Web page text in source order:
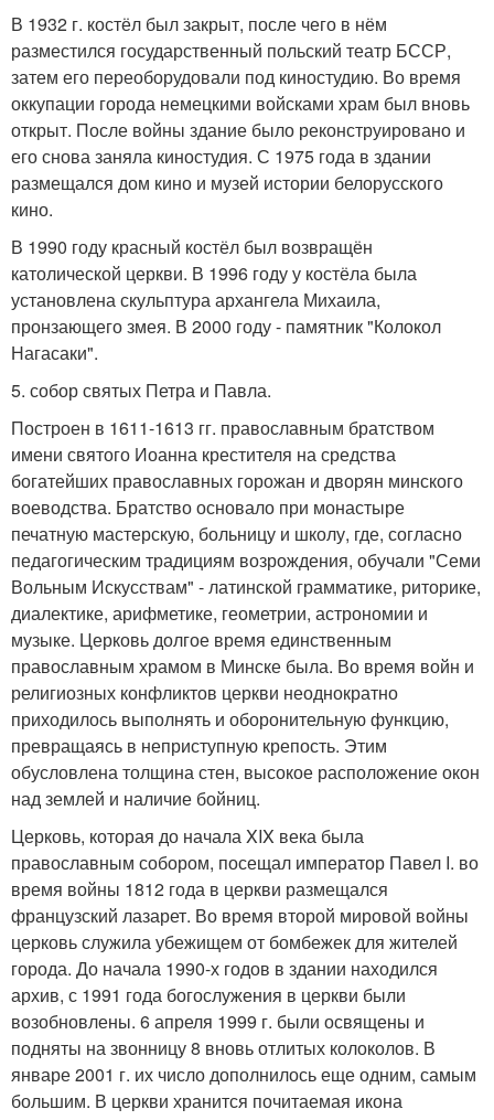
В 1932 г. костёл был закрыт, после чего в нём
разместился государственный польский театр БССР,
затем его переоборудовали под киностудию. Во время
оккупации города немецкими войсками храм был вновь
открыт. После войны здание было реконструировано и
его снова заняла киностудия. С 1975 года в здании
размещался дом кино и музей истории белорусского
кино.
В 1990 году красный костёл был возвращён
католической церкви. В 1996 году у костёла была
установлена скульптура архангела Михаила,
пронзающего змея. В 2000 году - памятник "Колокол
Нагасаки".
5. собор святых Петра и Павла.
Построен в 1611-1613 гг. православным братством
имени святого Иоанна крестителя на средства
богатейших православных горожан и дворян минского
воеводства. Братство основало при монастыре
печатную мастерскую, больницу и школу, где, согласно
педагогическим традициям возрождения, обучали "Семи
Вольным Искусствам" - латинской грамматике, риторике,
диалектике, арифметике, геометрии, астрономии и
музыке. Церковь долгое время единственным
православным храмом в Минске была. Во время войн и
религиозных конфликтов церкви неоднократно
приходилось выполнять и оборонительную функцию,
превращаясь в неприступную крепость. Этим
обусловлена толщина стен, высокое расположение окон
над землей и наличие бойниц.
Церковь, которая до начала XIX века была
православным собором, посещал император Павел I. во
время войны 1812 года в церкви размещался
французский лазарет. Во время второй мировой войны
церковь служила убежищем от бомбежек для жителей
города. До начала 1990-х годов в здании находился
архив, с 1991 года богослужения в церкви были
возобновлены. 6 апреля 1999 г. были освящены и
подняты на звонницу 8 вновь отлитых колоколов. В
январе 2001 г. их число дополнилось еще одним, самым
большим. В церкви хранится почитаемая икона